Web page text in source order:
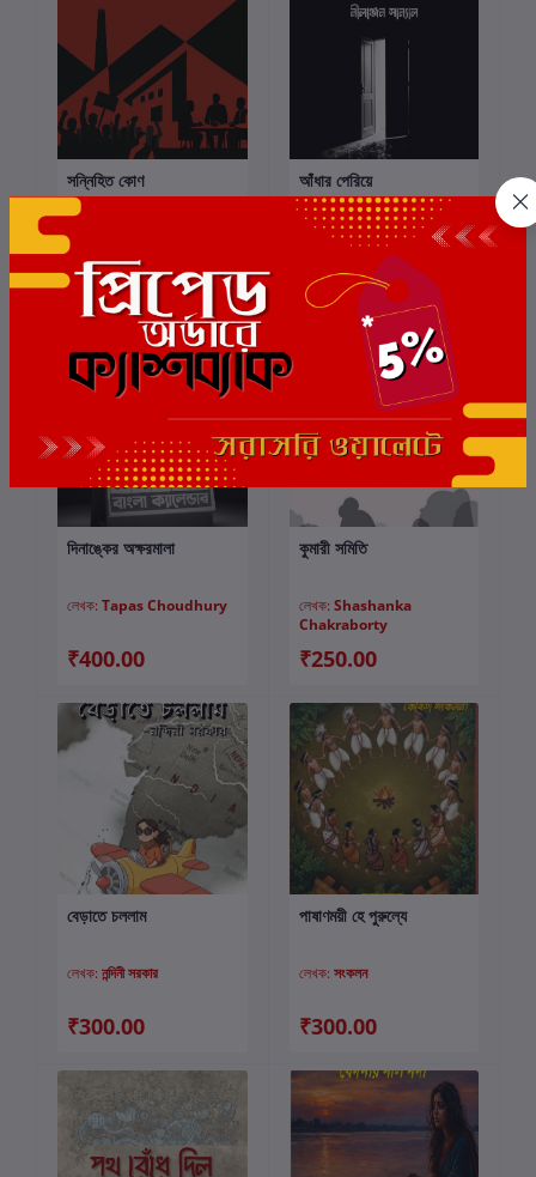
কার্টে যোগ করুন
সন্নিহিত কোণ
লেখক:
₹350.00
কার্টে যোগ করুন
আঁধার পেরিয়ে
লেখক:Nilanjan Sanyal
₹300.00
কার্টে যোগ করুন
দিনাঙ্কের অক্ষরমালা
লেখক: Tapas Choudhury
₹400.00
কার্টে যোগ করুন
কুমারী সমিতি
লেখক: Shashanka
Chakraborty
₹250.00
কার্টে যোগ করুন
বেড়াতে চললাম
লেখক: নন্দিনী সরকার
₹300.00
কার্টে যোগ করুন
পাষাণময়ী হে পুরুল্যে
লেখক: সংকলন
₹300.00